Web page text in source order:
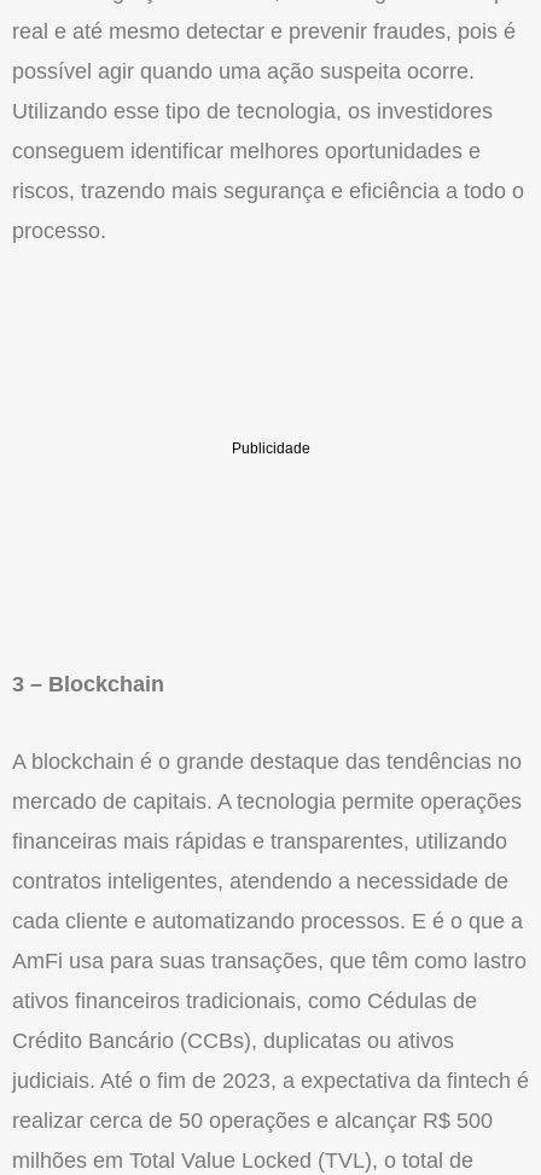
real e até mesmo detectar e prevenir fraudes, pois é
possível agir quando uma ação suspeita ocorre.
Utilizando esse tipo de tecnologia, os investidores
conseguem identificar melhores oportunidades e
riscos, trazendo mais segurança e eficiência a todo o
processo.
3 – Blockchain
A blockchain é o grande destaque das tendências no
mercado de capitais. A tecnologia permite operações
financeiras mais rápidas e transparentes, utilizando
contratos inteligentes, atendendo a necessidade de
cada cliente e automatizando processos. E é o que a
AmFi usa para suas transações, que têm como lastro
ativos financeiros tradicionais, como Cédulas de
Crédito Bancário (CCBs), duplicatas ou ativos
judiciais. Até o fim de 2023, a expectativa da fintech é
realizar cerca de 50 operações e alcançar R$ 500
milhões em Total Value Locked (TVL), o total de